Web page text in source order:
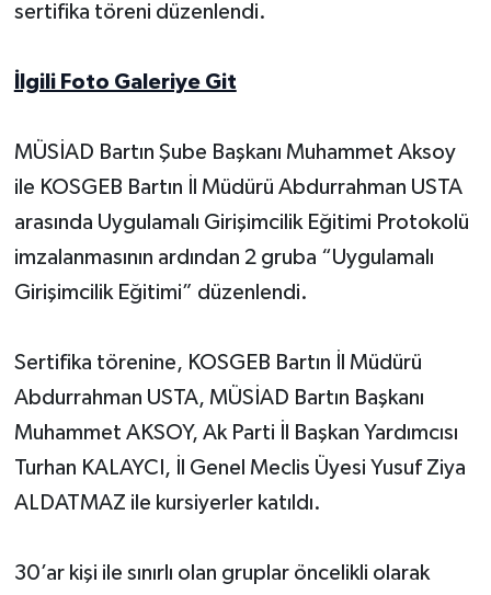
sertifika töreni düzenlendi.
İlgili Foto Galeriye Git
MÜSİAD Bartın Şube Başkanı Muhammet Aksoy
ile KOSGEB Bartın İl Müdürü Abdurrahman USTA
arasında Uygulamalı Girişimcilik Eğitimi Protokolü
imzalanmasının ardından 2 gruba “Uygulamalı
Girişimcilik Eğitimi” düzenlendi.
Sertifika törenine, KOSGEB Bartın İl Müdürü
Abdurrahman USTA, MÜSİAD Bartın Başkanı
Muhammet AKSOY, Ak Parti İl Başkan Yardımcısı
Turhan KALAYCI, İl Genel Meclis Üyesi Yusuf Ziya
ALDATMAZ ile kursiyerler katıldı.
30’ar kişi ile sınırlı olan gruplar öncelikli olarak
DÜNYA